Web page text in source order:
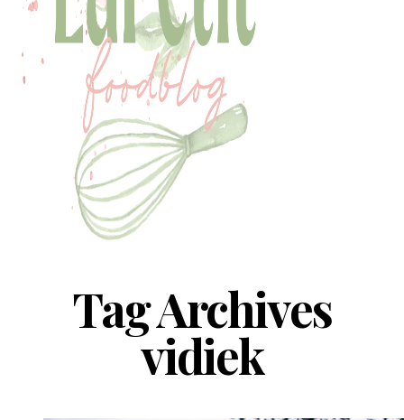
Tag Archives
vidiek